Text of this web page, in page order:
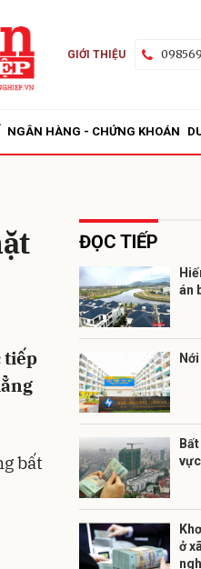
GIỚI THIỆU
NGÂN HÀNG - CHỨNG KHOÁN
tiếp
bất
ĐỌC TIẾP
án
ở
Gửi